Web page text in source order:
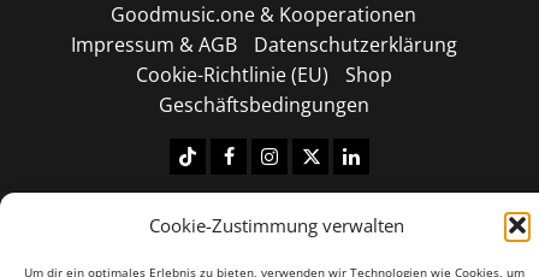
Cookie-Zustimmung verwalten
Um dir ein optimales Erlebnis zu bieten, verwenden wir Technologien wie Cookies, um
Goodmusic.one & Kooperationen
Impressum & AGB
Datenschutzerklärung
Cookie-Richtlinie (EU)
Shop
Geschäftsbedingungen
TiktokFacebook
Instagram
X LinkedIN
Copyright © 2026 All rights reserved.|MoreNews
by